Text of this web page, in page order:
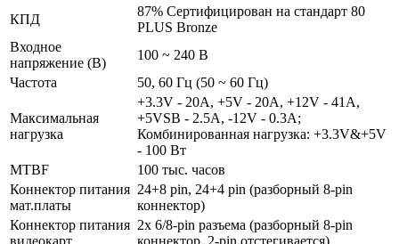
КПД
87% Сертифицирован на стандарт 80
PLUS Bronze
Входное
напряжение (В)
100 ~ 240 В
Частота
50, 60 Гц (50 ~ 60 Гц)
Максимальная
нагрузка
+3.3V - 20A, +5V - 20A, +12V - 41A,
+5VSB - 2.5A, -12V - 0.3A;
Комбинированная нагрузка: +3.3V&+5V
- 100 Вт
MTBF
100 тыс. часов
Коннектор питания
мат.платы
24+8 pin, 24+4 pin (разборный 8-pin
коннектор)
Коннектор питания
видеокарт
2x 6/­8-pin разъема (разборный 8-pin
коннектор, 2-pin отстегивается)